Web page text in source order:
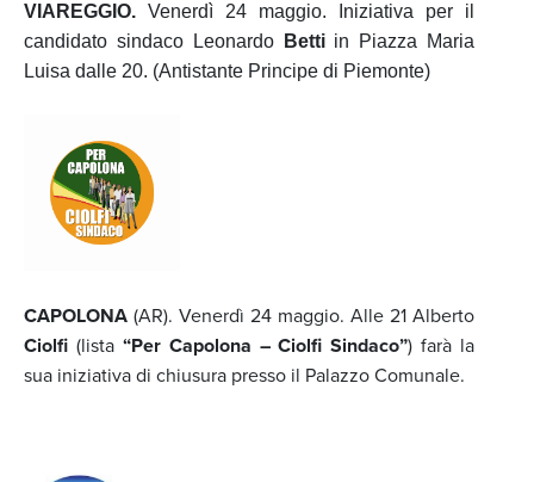
VIAREGGIO. Venerdì 24 maggio. Iniziativa per il
candidato sindaco Leonardo
Bettiin Piazza Maria
Luisa dalle 20. (Antistante Principe di Piemonte)
CAPOLONA (AR). Venerdì 24 maggio. Alle 21 Alberto
Ciolfi (lista “Per Capolona – Ciolfi Sindaco”) farà la
sua iniziativa di chiusura presso il Palazzo Comunale.